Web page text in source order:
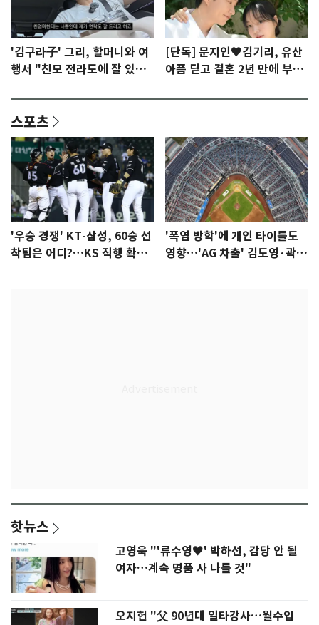
'김구라子' 그리, 할머니와 여
행서 "친모 전라도에 잘 있
[단독] 문지인♥김기리, 유산
아픔 딛고 결혼 2년 만에 부모
스포츠
'우승 경쟁' KT-삼성, 60승 선
착팀은 어디?…KS 직행 확률
'폭염 방학'에 개인 타이틀도
영향…'AG 차출' 김도영·곽빈
핫뉴스
고영욱 "'류수영♥' 박하선, 감당 안 될
여자…계속 명품 사 나를 것"
오지헌 "父 90년대 일타강사…월수입